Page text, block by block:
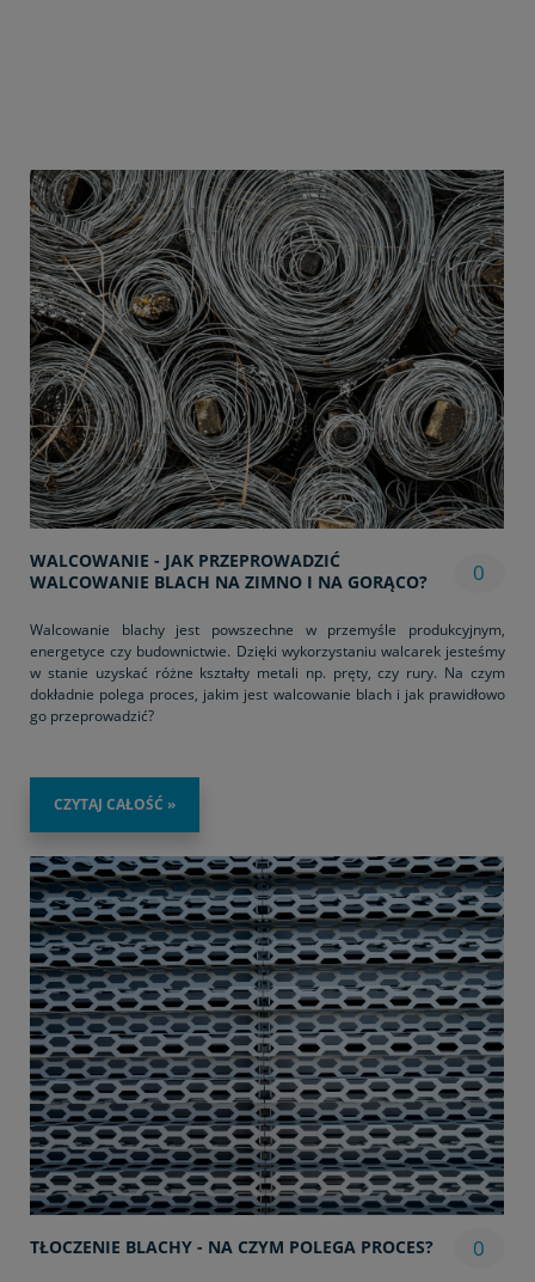
WALCOWANIE - JAK PRZEPROWADZIĆ
WALCOWANIE BLACH NA ZIMNO I NA GORĄCO?
0
Walcowanie blachy jest powszechne w przemyśle produkcyjnym,
energetyce czy budownictwie. Dzięki wykorzystaniu walcarek jesteśmy
w stanie uzyskać różne kształty metali np. pręty, czy rury. Na czym
dokładnie polega proces, jakim jest walcowanie blach i jak prawidłowo
go przeprowadzić?
CZYTAJ CAŁOŚĆ »
TŁOCZENIE BLACHY - NA CZYM POLEGA PROCES? 0